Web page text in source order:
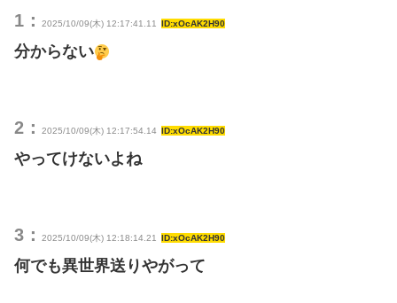
1： 2025/10/09(木) 12:17:41.11 ID:xOcAK2H90
分からない
2： 2025/10/09(木) 12:17:54.14 ID:xOcAK2H90
やってけないよね
3： 2025/10/09(木) 12:18:14.21 ID:xOcAK2H90
何でも異世界送りやがって